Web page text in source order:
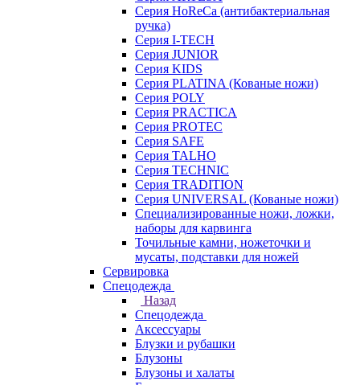
Серия HoReCa (антибактериальная
ручка)
Серия I-TECH
Серия JUNIOR
Серия KIDS
Серия PLATINA (Кованые ножи)
Серия POLY
Серия PRACTICA
Серия PROTEC
Серия SAFE
Серия TALHO
Серия TECHNIC
Серия TRADITION
Серия UNIVERSAL (Кованые ножи)
Специализированные ножи, ложки,
наборы для карвинга
Точильные камни, ножеточки и
мусаты, подставки для ножей
Сервировка
Спецодежда
Назад
Спецодежда
Аксессуары
Блузки и рубашки
Блузоны
Блузоны и халаты